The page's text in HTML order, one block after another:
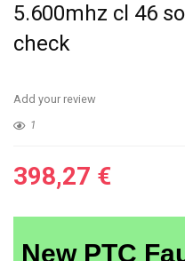
5.600mhz cl 46
check
Add your review
1
398,27 €